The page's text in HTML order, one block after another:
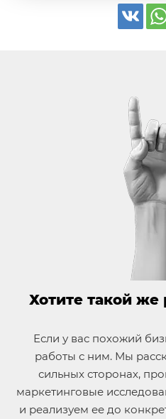
Хотите такой же
Если у вас похожий
работы с ним. Мы
сильных сторонах,
маркетинговые
и реализуем ее до